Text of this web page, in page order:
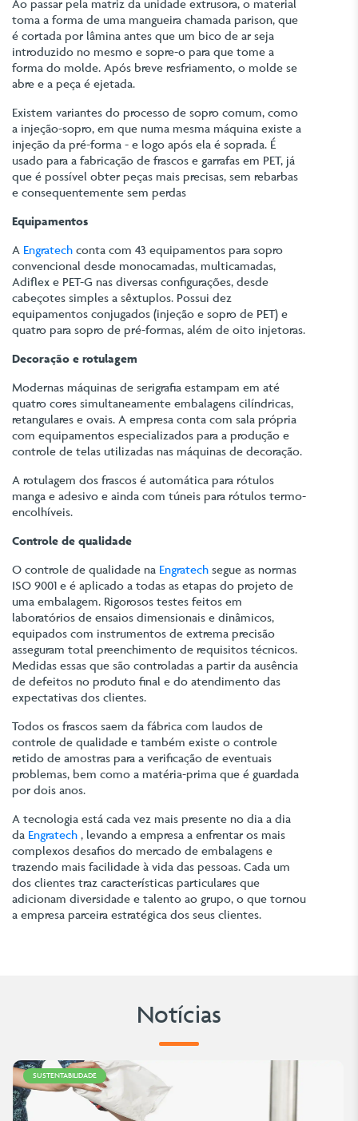
Ao passar pela matriz da unidade extrusora, o material
toma a forma de uma mangueira chamada parison, que
é cortada por lâmina antes que um bico de ar seja
introduzido no mesmo e sopre-o para que tome a
forma do molde. Após breve resfriamento, o molde se
abre e a peça é ejetada.
Existem variantes do processo de sopro comum, como
a injeção-sopro, em que numa mesma máquina existe a
injeção da pré-forma - e logo após ela é soprada. É
usado para a fabricação de frascos e garrafas em PET, já
que é possível obter peças mais precisas, sem rebarbas
e consequentemente sem perdas
Equipamentos
A Engratech conta com 43 equipamentos para sopro
convencional desde monocamadas, multicamadas,
Adiflex e PET-G nas diversas configurações, desde
cabeçotes simples a sêxtuplos. Possui dez
equipamentos conjugados (injeção e sopro de PET) e
quatro para sopro de pré-formas, além de oito injetoras.
Decoração e rotulagem
Modernas máquinas de serigrafia estampam em até
quatro cores simultaneamente embalagens cilíndricas,
retangulares e ovais. A empresa conta com sala própria
com equipamentos especializados para a produção e
controle de telas utilizadas nas máquinas de decoração.
A rotulagem dos frascos é automática para rótulos
manga e adesivo e ainda com túneis para rótulos termo-
encolhíveis.
Controle de qualidade
O controle de qualidade na Engratech segue as normas
ISO 9001 e é aplicado a todas as etapas do projeto de
uma embalagem. Rigorosos testes feitos em
laboratórios de ensaios dimensionais e dinâmicos,
equipados com instrumentos de extrema precisão
asseguram total preenchimento de requisitos técnicos.
Medidas essas que são controladas a partir da ausência
de defeitos no produto final e do atendimento das
expectativas dos clientes.
Todos os frascos saem da fábrica com laudos de
controle de qualidade e também existe o controle
retido de amostras para a verificação de eventuais
problemas, bem como a matéria-prima que é guardada
por dois anos.
A tecnologia está cada vez mais presente no dia a dia
da Engratech , levando a empresa a enfrentar os mais
complexos desafios do mercado de embalagens e
trazendo mais facilidade à vida das pessoas. Cada um
dos clientes traz características particulares que
adicionam diversidade e talento ao grupo, o que tornou
a empresa parceira estratégica dos seus clientes.
Notícias
SUSTENTABILIDADE